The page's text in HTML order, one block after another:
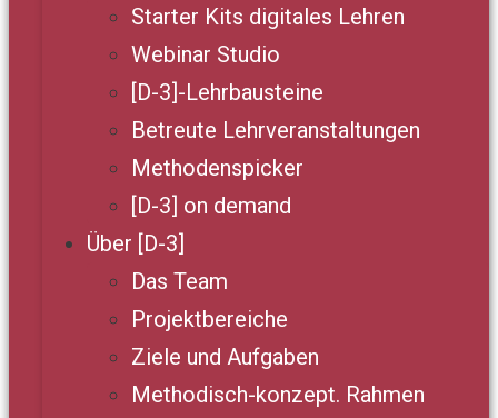
Starter Kits digitales Lehren
Webinar Studio
[D-3]-Lehrbausteine
Betreute Lehrveranstaltungen
Methodenspicker
[D-3] on demand
Über [D-3]
Das Team
Projektbereiche
Ziele und Aufgaben
Methodisch-konzept. Rahmen